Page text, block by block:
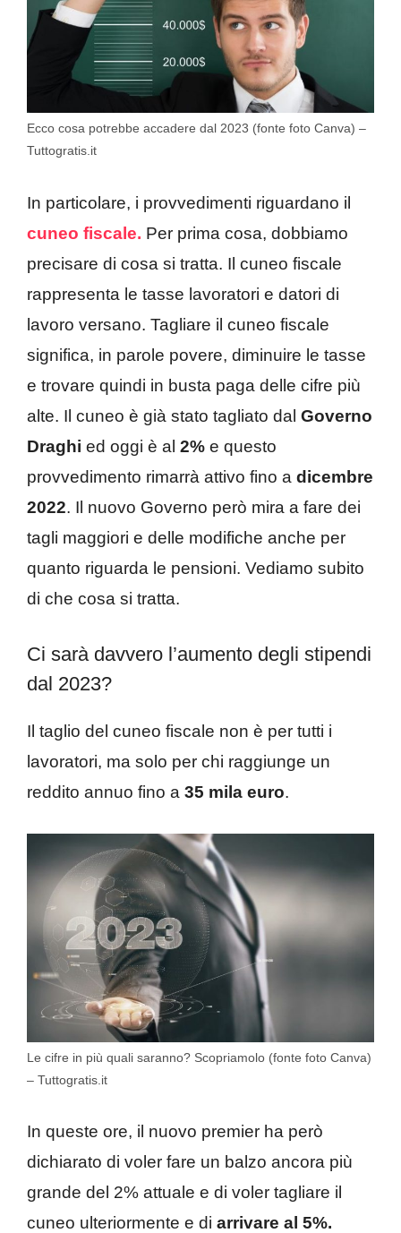
Ecco cosa potrebbe accadere dal 2023 (fonte foto Canva) –
Tuttogratis.it
In particolare, i provvedimenti riguardano il
cuneo fiscale. Per prima cosa, dobbiamo
precisare di cosa si tratta. Il cuneo fiscale
rappresenta le tasse lavoratori e datori di
lavoro versano. Tagliare il cuneo fiscale
significa, in parole povere, diminuire le tasse
e trovare quindi in busta paga delle cifre più
alte. Il cuneo è già stato tagliato dal Governo
Draghi ed oggi è al 2% e questo
provvedimento rimarrà attivo fino a dicembre
2022. Il nuovo Governo però mira a fare dei
tagli maggiori e delle modifiche anche per
quanto riguarda le pensioni. Vediamo subito
di che cosa si tratta.
Ci sarà davvero l’aumento degli stipendi
dal 2023?
Il taglio del cuneo fiscale non è per tutti i
lavoratori, ma solo per chi raggiunge un
reddito annuo fino a 35 mila euro.
Le cifre in più quali saranno? Scopriamolo (fonte foto Canva)
– Tuttogratis.it
In queste ore, il nuovo premier ha però
dichiarato di voler fare un balzo ancora più
grande del 2% attuale e di voler tagliare il
cuneo ulteriormente e di arrivare al 5%.